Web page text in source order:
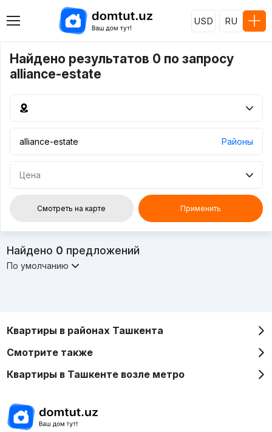
USD RU
Найдено результатов 0 по запросу
alliance-estate
Районы
Цена
Смотреть на карте Применить
Найдено 0 предложений
По умолчанию
Квартиры в районах Ташкента
Смотрите также
Квартиры в Ташкенте возле метро